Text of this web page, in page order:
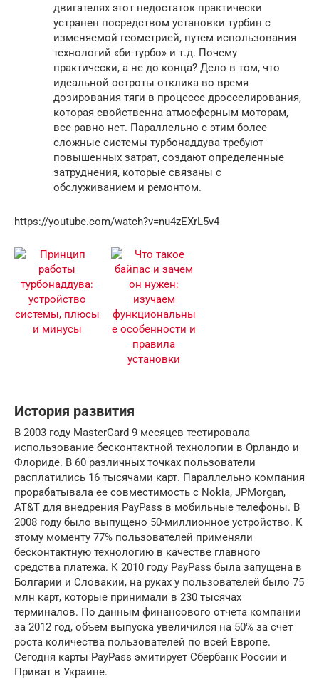
двигателях этот недостаток практически
устранен посредством установки турбин с
изменяемой геометрией, путем использования
технологий «би-турбо» и т.д. Почему
практически, а не до конца? Дело в том, что
идеальной остроты отклика во время
дозирования тяги в процессе дросселирования,
которая свойственна атмосферным моторам,
все равно нет. Параллельно с этим более
сложные системы турбонаддува требуют
повышенных затрат, создают определенные
затруднения, которые связаны с
обслуживанием и ремонтом.
https://youtube.com/watch?v=nu4zEXrL5v4
История развития
В 2003 году MasterCard 9 месяцев тестировала
использование бесконтактной технологии в Орландо и
Флориде. В 60 различных точках пользователи
расплатились 16 тысячами карт. Параллельно компания
прорабатывала ее совместимость с Nokia, JPMorgan,
AT&T для внедрения PayPass в мобильные телефоны. В
2008 году было выпущено 50-миллионное устройство. К
этому моменту 77% пользователей применяли
бесконтактную технологию в качестве главного
средства платежа. К 2010 году PayPass была запущена в
Болгарии и Словакии, на руках у пользователей было 75
млн карт, которые принимали в 230 тысячах
терминалов. По данным финансового отчета компании
за 2012 год, объем выпуска увеличился на 50% за счет
роста количества пользователей по всей Европе.
Сегодня карты PayPass эмитирует Сбербанк России и
Приват в Украине.